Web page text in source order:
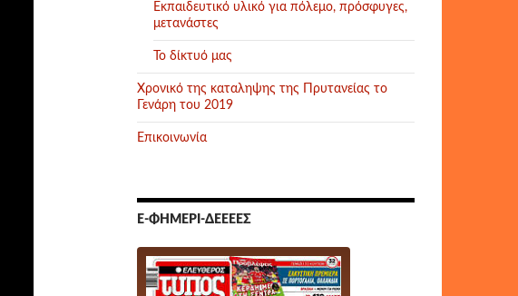
Εκπαιδευτικό υλικό για πόλεμο, πρόσφυγες,
μετανάστες
Το δίκτυό μας
Χρονικό της καταληψης της Πρυτανείας το
Γενάρη του 2019
Επικοινωνία
Ε-ΦΗΜΕΡΊ-ΔΕΕΕΕΣ